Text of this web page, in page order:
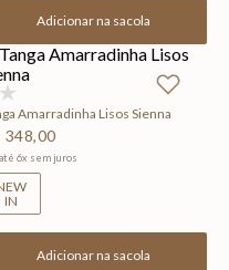
Adicionar na sacola
Amarradinha Lisos Sienna
348,00
6x sem juros
IN
Adicionar na sacola